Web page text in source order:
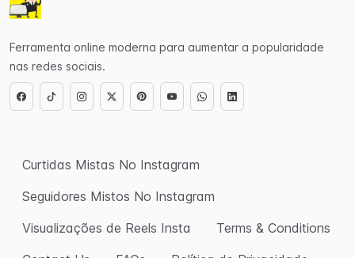
Ferramenta online moderna para aumentar a popularidade
nas redes sociais.
Curtidas Mistas No Instagram
Seguidores Mistos No Instagram
Visualizações de Reels Insta
Terms & Conditions